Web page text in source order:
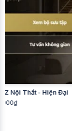
Lumeire Beauty